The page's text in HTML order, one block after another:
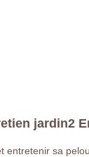
jardin2
entretenir sa